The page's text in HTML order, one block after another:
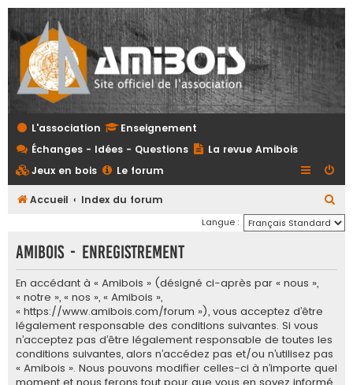
L'association
Enseignement
Échanges - Idées - Questions
La revue Amibois
Jeux en bois
Le forum
Accueil Index du forum
e
Langue :
Amibois - Enregistrement
En accédant à « Amibois » (désigné ci-après par « nous »,
« notre », « nos », « Amibois »,
« https://www.amibois.com/forum »), vous acceptez d’être
légalement responsable des conditions suivantes. Si vous
n’acceptez pas d’être légalement responsable de toutes les
conditions suivantes, alors n’accédez pas et/ou n’utilisez pas
« Amibois ». Nous pouvons modifier celles-ci à n’importe quel